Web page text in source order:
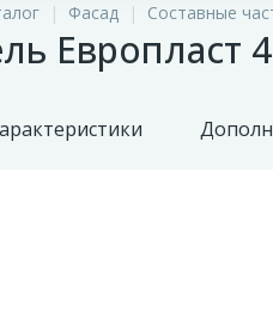
Фасад Составные
Европласт